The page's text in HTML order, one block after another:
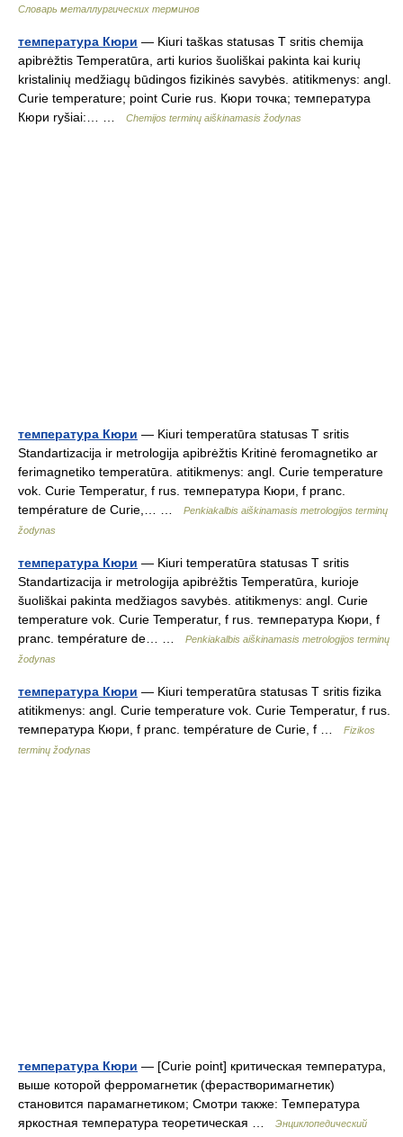
Словарь металлургических терминов
температура Кюри — Kiuri taškas statusas T sritis chemija
apibrėžtis Temperatūra, arti kurios šuoliškai pakinta kai kurių
kristalinių medžiagų būdingos fizikinės savybės. atitikmenys: angl.
Curie temperature; point Curie rus. Кюри точка; температура
Кюри ryšiai:… …
Chemijos terminų aiškinamasis žodynas
температура Кюри — Kiuri temperatūra statusas T sritis
Standartizacija ir metrologija apibrėžtis Kritinė feromagnetiko ar
ferimagnetiko temperatūra. atitikmenys: angl. Curie temperature
vok. Curie Temperatur, f rus. температура Кюри, f pranc.
température de Curie,… …
Penkiakalbis aiškinamasis metrologijos terminų
žodynas
температура Кюри — Kiuri temperatūra statusas T sritis
Standartizacija ir metrologija apibrėžtis Temperatūra, kurioje
šuoliškai pakinta medžiagos savybės. atitikmenys: angl. Curie
temperature vok. Curie Temperatur, f rus. температура Кюри, f
pranc. température de… …
Penkiakalbis aiškinamasis metrologijos terminų
žodynas
температура Кюри — Kiuri temperatūra statusas T sritis fizika
atitikmenys: angl. Curie temperature vok. Curie Temperatur, f rus.
температура Кюри, f pranc. température de Curie, f …
Fizikos
terminų žodynas
температура Кюри — [Curie point] критическая температура,
выше которой ферромагнетик (ферастворимагнетик)
становится парамагнетиком; Смотри также: Температура
яркостная температура теоретическая …
Энциклопедический